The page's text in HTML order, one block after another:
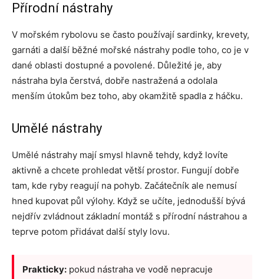
Přírodní nástrahy
V mořském rybolovu se často používají sardinky, krevety,
garnáti a další běžné mořské nástrahy podle toho, co je v
dané oblasti dostupné a povolené. Důležité je, aby
nástraha byla čerstvá, dobře nastražená a odolala
menším útokům bez toho, aby okamžitě spadla z háčku.
Umělé nástrahy
Umělé nástrahy mají smysl hlavně tehdy, když lovíte
aktivně a chcete prohledat větší prostor. Fungují dobře
tam, kde ryby reagují na pohyb. Začátečník ale nemusí
hned kupovat půl výlohy. Když se učíte, jednodušší bývá
nejdřív zvládnout základní montáž s přírodní nástrahou a
teprve potom přidávat další styly lovu.
Prakticky: pokud nástraha ve vodě nepracuje